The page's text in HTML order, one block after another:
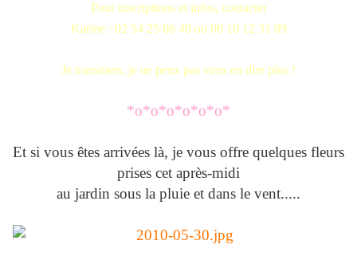
Pour inscriptions et infos, contacter
Karine : 02 54 25 66 48 ou 06 10 12 31 89
Je transmets, je ne peux pas vous en dire plus !
*o*o*o*o*o*o*
Et si vous êtes arrivées là, je vous offre quelques fleurs
prises cet après-midi
au jardin sous la pluie et dans le vent.....